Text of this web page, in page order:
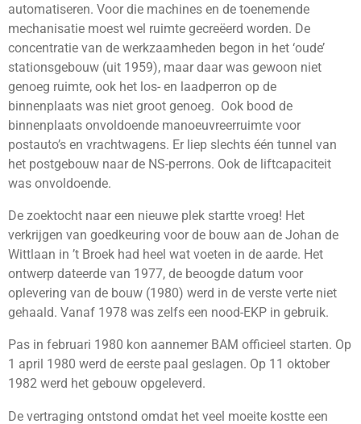
automatiseren. Voor die machines en de toenemende
mechanisatie moest wel ruimte gecreëerd worden. De
concentratie van de werkzaamheden begon in het ‘oude’
stationsgebouw (uit 1959), maar daar was gewoon niet
genoeg ruimte, ook het los- en laadperron op de
binnenplaats was niet groot genoeg. Ook bood de
binnenplaats onvoldoende manoeuvreerruimte voor
postauto’s en vrachtwagens. Er liep slechts één tunnel van
het postgebouw naar de NS-perrons. Ook de liftcapaciteit
was onvoldoende.
De zoektocht naar een nieuwe plek startte vroeg! Het
verkrijgen van goedkeuring voor de bouw aan de Johan de
Wittlaan in ’t Broek had heel wat voeten in de aarde. Het
ontwerp dateerde van 1977, de beoogde datum voor
oplevering van de bouw (1980) werd in de verste verte niet
gehaald. Vanaf 1978 was zelfs een nood-EKP in gebruik.
Pas in februari 1980 kon aannemer BAM officieel starten. Op
1 april 1980 werd de eerste paal geslagen. Op 11 oktober
1982 werd het gebouw opgeleverd.
De vertraging ontstond omdat het veel moeite kostte een